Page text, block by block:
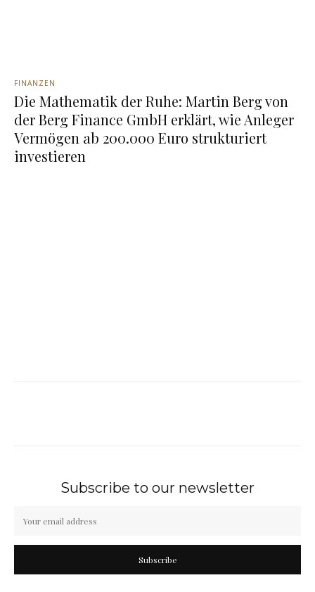
FINANZEN
Die Mathematik der Ruhe: Martin Berg von
der Berg Finance GmbH erklärt, wie Anleger
Vermögen ab 200.000 Euro strukturiert
investieren
Subscribe to our newsletter
Subscribe